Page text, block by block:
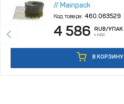
// Mainpack
Код товара: 460.063529
4 586 RUB/УПАК
с НДС
В КОРЗИНУ